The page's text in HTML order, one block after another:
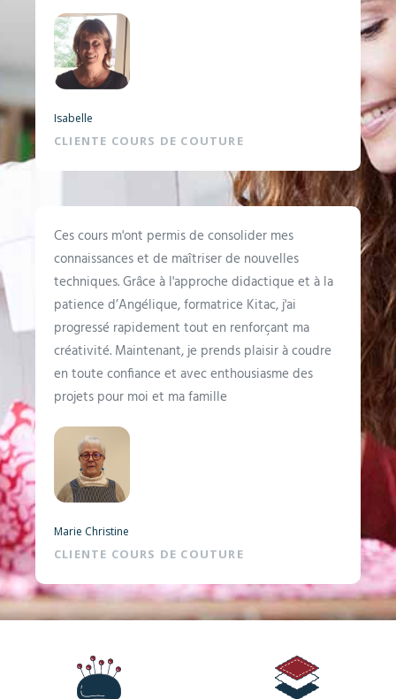
Isabelle
CLIENTE COURS DE COUTURE
Ces cours m'ont permis de consolider mes
connaissances et de maîtriser de nouvelles
techniques. Grâce à l'approche didactique et à la
patience d’Angélique, formatrice Kitac, j'ai
progressé rapidement tout en renforçant ma
créativité. Maintenant, je prends plaisir à coudre
en toute confiance et avec enthousiasme des
projets pour moi et ma famille
Marie Christine
CLIENTE COURS DE COUTURE